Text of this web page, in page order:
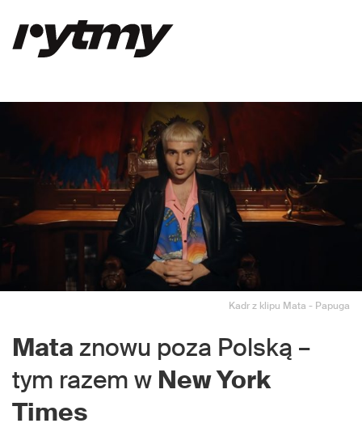
Kadr z klipu Mata - Papuga
Mata znowu poza Polską –
tym razem w New York
Times